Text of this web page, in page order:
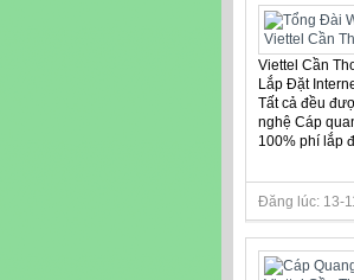
Viettel Cần
Lắp Đặt
Tất cả đều
nghệ Cáp
100% phí lắp
Đăng lúc: 13-